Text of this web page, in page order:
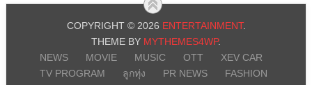
COPYRIGHT © 2026 ENTERTAINMENT.
THEME BY MYTHEMES4WP.
NEWS
MOVIE MUSIC OTT
XEV CAR
TV PROGRAM
ลูกทุ่ง PR NEWS
FASHION